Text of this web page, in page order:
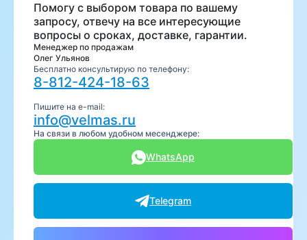
Помогу с выбором товара по вашему
запросу, отвечу на все интересующие
вопросы о сроках, доставке, гарантии.
Менеджер по продажам
Олег Ульянов
Бесплатно консультирую по телефону:
8-812-424-18-63
Пишите на e-mail:
info@velmas.ru
На связи в любом удобном месенджере:
WhatsApp
Telegram